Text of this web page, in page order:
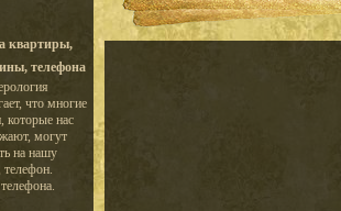
квартиры,
телефона
что многие
которые нас
могут
на нашу